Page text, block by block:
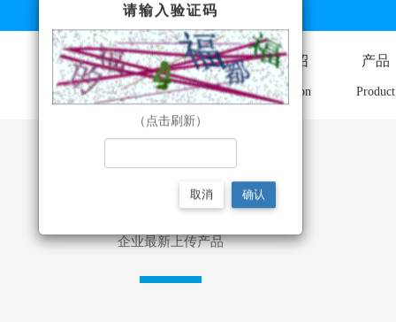
企业首页
Home
公司介绍
Introduction
产品
Product
最新产品
企业最新上传产品
请输入验证码
（点击刷新）
取消 确认